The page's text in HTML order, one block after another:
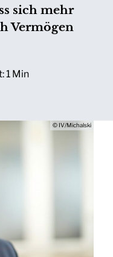
sich mehr
Vermögen
1 Min
© IV/Michalski